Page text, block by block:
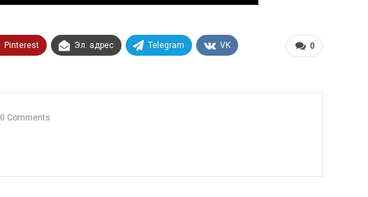
0
Pinterest Эл. адрес Telegram VK
0 Comments